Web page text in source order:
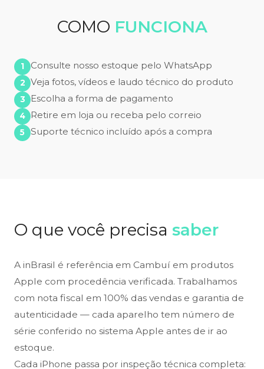
COMO FUNCIONA
Consulte nosso estoque pelo WhatsApp
Veja fotos, vídeos e laudo técnico do produto
Escolha a forma de pagamento
Retire em loja ou receba pelo correio
Suporte técnico incluído após a compra
O que você precisa saber
A inBrasil é referência em Cambuí em produtos
Apple com procedência verificada. Trabalhamos
com nota fiscal em 100% das vendas e garantia de
autenticidade — cada aparelho tem número de
série conferido no sistema Apple antes de ir ao
estoque.
Cada iPhone passa por inspeção técnica completa: